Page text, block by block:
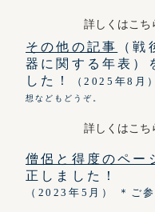
詳しくはこち
その他の記事
（
器に関する年表）
した！
（2025年8月）
想などもどうぞ。
詳しくはこち
僧侶と得度のペー
正しました！
（2023 年5月） ＊ご